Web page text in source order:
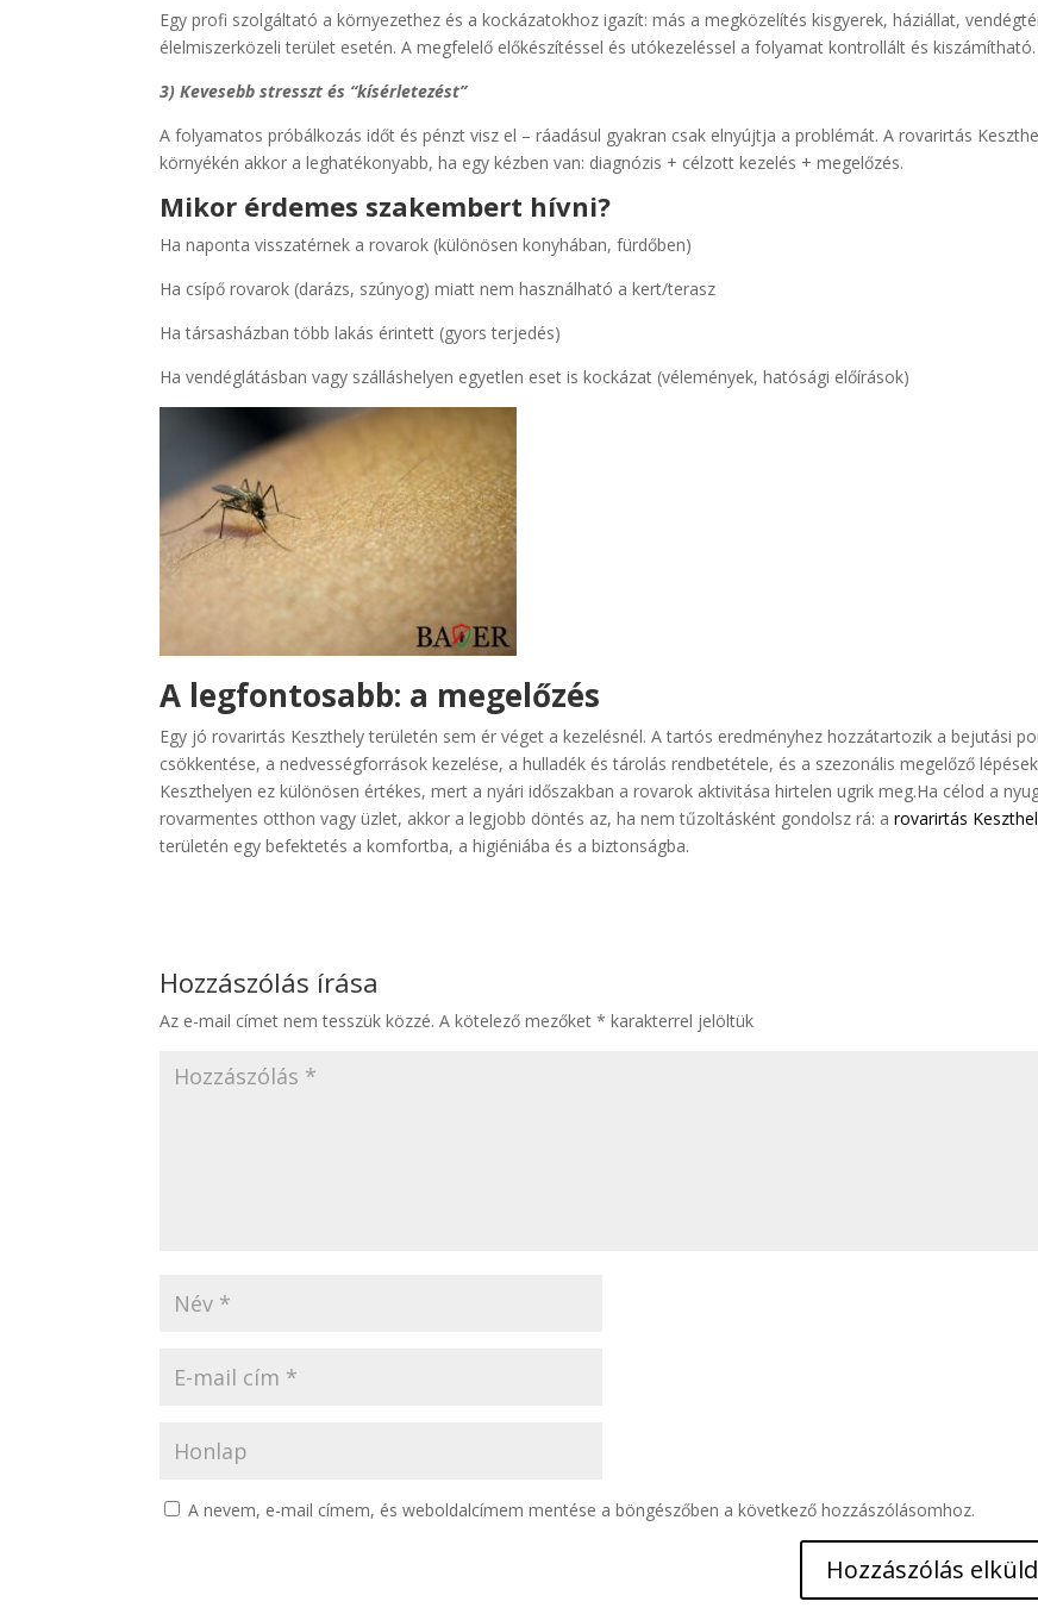
Egy profi szolgáltató a környezethez és a kockázatokhoz igazít: más a megközelítés kisgyerek, háziállat,
élelmiszerközeli terület esetén. A megfelelő előkészítéssel és utókezeléssel a folyamat kontrollált és kiszámítható.
3) Kevesebb stresszt és “kísérletezést”
A folyamatos próbálkozás időt és pénzt visz el – ráadásul gyakran csak elnyújtja a problémát. A rovarirtás
környékén akkor a leghatékonyabb, ha egy kézben van: diagnózis + célzott kezelés + megelőzés.
Mikor érdemes szakembert hívni?
Ha naponta visszatérnek a rovarok (különösen konyhában, fürdőben)
Ha csípő rovarok (darázs, szúnyog) miatt nem használható a kert/terasz
Ha társasházban több lakás érintett (gyors terjedés)
Ha vendéglátásban vagy szálláshelyen egyetlen eset is kockázat (vélemények, hatósági előírások)
A legfontosabb: a megelőzés
Egy jó rovarirtás Keszthely területén sem ér véget a kezelésnél. A tartós eredményhez hozzátartozik a bejutási
csökkentése, a nedvességforrások kezelése, a hulladék és tárolás rendbetétele, és a szezonális megelőző
Keszthelyen ez különösen értékes, mert a nyári időszakban a rovarok aktivitása hirtelen ugrik meg.Ha célod a
rovarmentes otthon vagy üzlet, akkor a legjobb döntés az, ha nem tűzoltásként gondolsz rá: arovarirtás
területén egy befektetés a komfortba, a higiéniába és a biztonságba.
Hozzászólás írása
Az e-mail címet nem tesszük közzé. A kötelező mezőket* karakterrel jelöltük
A nevem, e-mail címem, és weboldalcímem mentése a böngészőben a következő hozzászólásomhoz.